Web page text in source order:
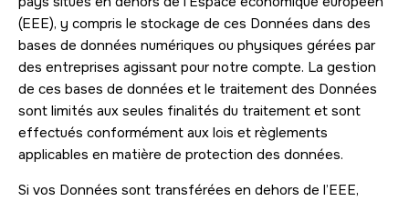
(EEE), y compris le stockage de ces Données dans des
bases de données numériques ou physiques gérées par
des entreprises agissant pour notre compte. La gestion
de ces bases de données et le traitement des Données
sont limités aux seules finalités du traitement et sont
effectués conformément aux lois et règlements
applicables en matière de protection des données.
Si vos Données sont transférées en dehors de l’EEE,